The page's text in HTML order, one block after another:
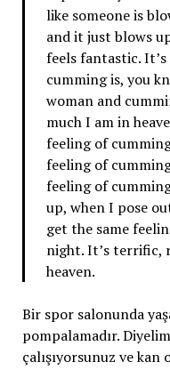
like someone is
and it just blows
feels fantastic.
cumming is, you
woman and
much I am in
feeling of
feeling of
feeling of
up, when I pose
get the same
night. It’s terrific,
heaven.
Bir spor salonunda
pompalamadır.
çalışıyorsunuz ve